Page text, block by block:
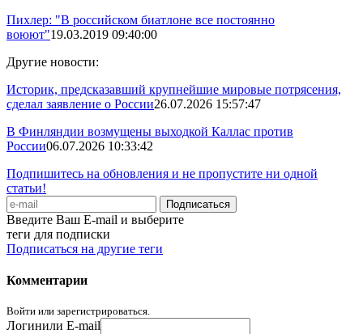
Пихлер: "В российском биатлоне все постоянно
воюют"19.03.2019 09:40:00
Другие новости:
Историк, предсказавший крупнейшие мировые потрясения,
сделал заявление о России26.07.2026 15:57:47
В Финляндии возмущены выходкой Каллас против
России06.07.2026 10:33:42
Подпишитесь на обновления и не пропустите ни одной
статьи!
Введите Ваш E-mail и выберите
теги для подписки
Подписаться на другие теги
Комментарии
Войти или зарегистрироваться.
Логинили E-mail